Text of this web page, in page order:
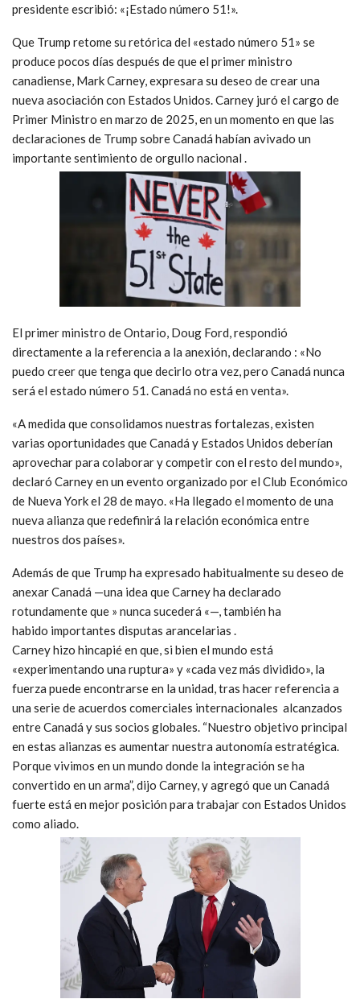
presidenteescribió: «¡Estado número 51!».
Que Trump retome su retórica del «estado número 51» se
produce pocos días después de que el primer ministro
canadiense, Mark Carney, expresara su deseo de crear una
nueva asociación con Estados Unidos. Carney juró el cargo de
Primer Ministro en marzo de 2025, en un momento en que las
declaraciones de Trump sobre Canadá habían avivado un
importante sentimiento de orgullo nacional .
El primer ministro de Ontario, Doug Ford, respondió
directamente a la referencia a la anexión,declarando : «No
puedo creer que tenga que decirlo otra vez, pero Canadá nunca
será el estado número 51. Canadá no está en venta».
«A medida que consolidamos nuestras fortalezas, existen
varias oportunidades que Canadá y Estados Unidos deberían
aprovechar para colaborar y competir con el resto del mundo»,
declaró Carneyen un evento organizado por el Club Económico
de Nueva York el 28 de mayo. «Ha llegado el momento de una
nueva alianza que redefinirá la relación económica entre
nuestros dos países».
Además de que Trump ha expresado habitualmente su deseo de
anexar Canadá —una idea que Carney ha declarado
rotundamente que » nunca sucederá «—, también ha
habido importantes disputas arancelarias .
Carney hizo hincapié en que, si bien el mundo está
«experimentando una ruptura» y «cada vez más dividido», la
fuerza puede encontrarse en la unidad, tras hacerreferencia a
una serie deacuerdos comerciales internacionales alcanzados
entre Canadá y sus socios globales. “Nuestro objetivo principal
en estas alianzas es aumentar nuestra autonomía estratégica.
Porque vivimos en un mundo donde la integración se ha
convertido en un arma”, dijo Carney, y agregó que un Canadá
fuerte está en mejor posición para trabajar con Estados Unidos
como aliado.